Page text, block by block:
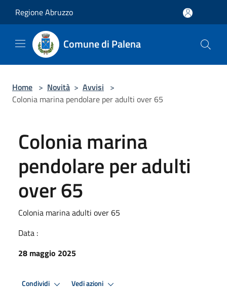
Regione Abruzzo
Comune di Palena
Home > Novità > Avvisi >
Colonia marina pendolare per adulti over 65
Colonia marina
pendolare per adulti
over 65
Colonia marina adulti over 65
Data :
28 maggio 2025
Condividi Vedi azioni